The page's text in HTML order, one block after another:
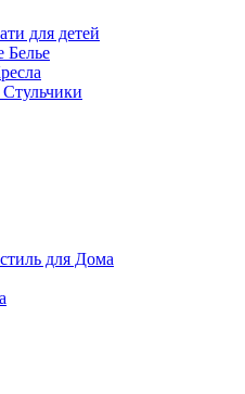
для детей
Белье
для Дома